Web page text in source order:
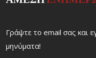
Γράψτε το email σας και
μηνύματα!